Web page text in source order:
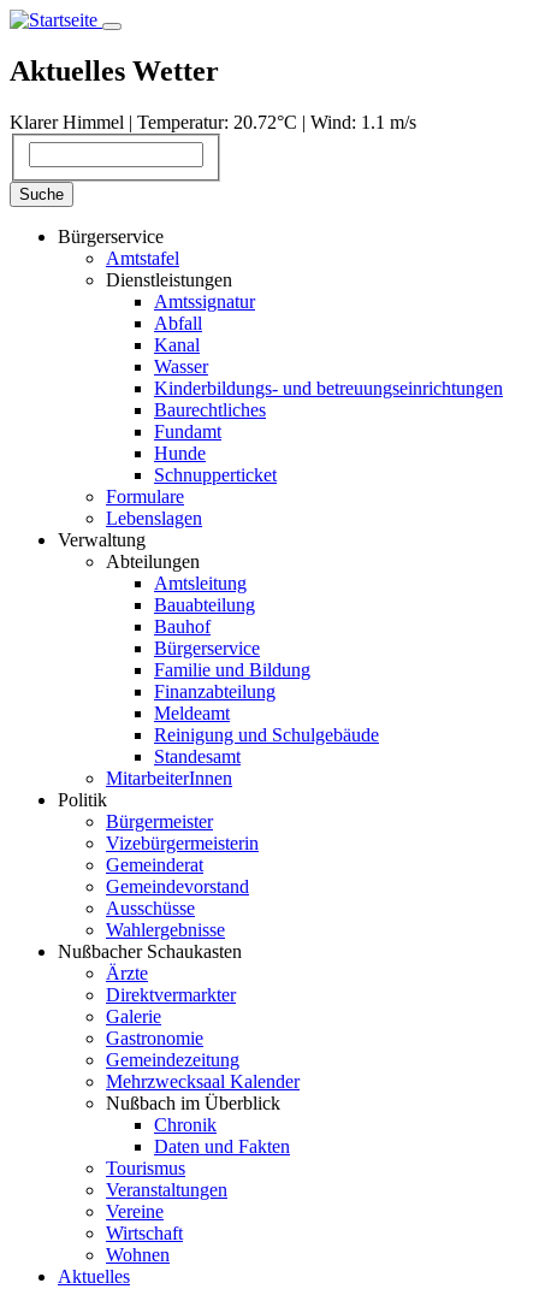
Direkt
Inhalt
Aktuelles Wetter
Klarer Himmel | Temperatur: 20.72°С | Wind: 1.1 m/s
Suche
Bürgerservice
Amtstafel
Dienstleistungen
Amtssignatur
Abfall
Kanal
Wasser
Kinderbildungs- und betreuungseinrichtungen
Baurechtliches
Fundamt
Hunde
Schnupperticket
Formulare
Lebenslagen
Verwaltung
Abteilungen
Amtsleitung
Bauabteilung
Bauhof
Bürgerservice
Familie und Bildung
Finanzabteilung
Meldeamt
Reinigung und Schulgebäude
Standesamt
MitarbeiterInnen
Politik
Bürgermeister
Vizebürgermeisterin
Gemeinderat
Gemeindevorstand
Ausschüsse
Wahlergebnisse
Nußbacher Schaukasten
Ärzte
Direktvermarkter
Galerie
Gastronomie
Gemeindezeitung
Mehrzwecksaal Kalender
Nußbach im Überblick
Chronik
Daten und Fakten
Tourismus
Veranstaltungen
Vereine
Wirtschaft
Wohnen
Aktuelles